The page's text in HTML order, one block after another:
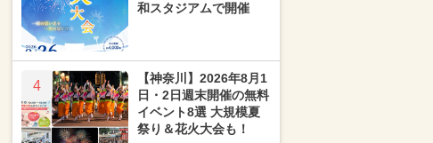
和スタジアムで開催
4
【神奈川】2026年8月1
日・2日週末開催の無料
イベント8選 大規模夏
祭り＆花火大会も！